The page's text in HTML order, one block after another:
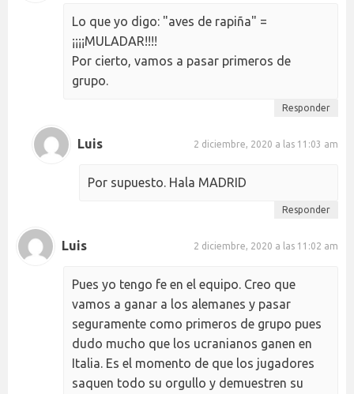
Lo que yo digo: "aves de rapiña" =
¡¡¡¡MULADAR!!!!
Por cierto, vamos a pasar primeros de
grupo.
Responder
Luis 2 diciembre, 2020 a las 11:03 am
Por supuesto. Hala MADRID
Responder
Luis 2 diciembre, 2020 a las 11:02 am
Pues yo tengo fe en el equipo. Creo que
vamos a ganar a los alemanes y pasar
seguramente como primeros de grupo pues
dudo mucho que los ucranianos ganen en
Italia. Es el momento de que los jugadores
saquen todo su orgullo y demuestren su